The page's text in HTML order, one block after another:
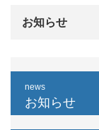
お知らせ
news
お知らせ